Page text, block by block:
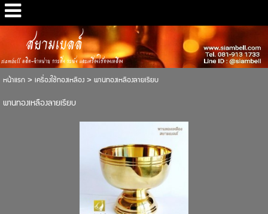
สยามเบลล์
siambell ผลิต-จำหน่าย กระดิ่ง ระฆัง และเครื่องใช้ทองเหลือง
หน้าแรก> เครื่องใช้ทองเหลือง> พานทองเหลืองลายเรียบ
พานทองเหลืองลายเรียบ